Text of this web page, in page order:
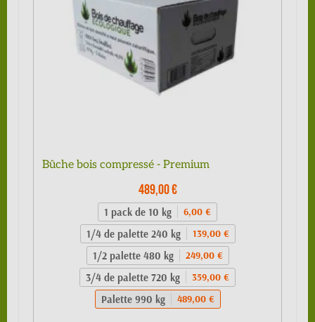
Bûche bois compressé - Premium
489,00 €
1 pack de 10 kg 6,00 €
1/4 de palette 240 kg 139,00 €
1/2 palette 480 kg 249,00 €
3/4 de palette 720 kg 359,00 €
Palette 990 kg 489,00 €